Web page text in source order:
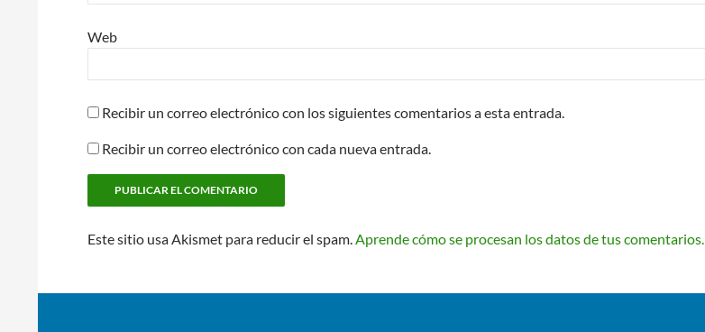
Web
Recibir un correo electrónico con los siguientes comentarios a esta entrada.
Recibir un correo electrónico con cada nueva entrada.
Este sitio usa Akismet para reducir el spam.Aprende cómo se procesan los datos de tus comentarios.